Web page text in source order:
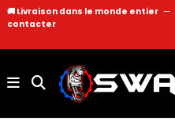
🚚 Livraison dans le monde entier —
contacter